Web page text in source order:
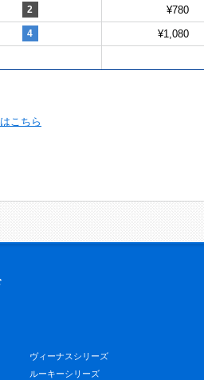
2 ¥780
4 ¥1,080
こちら
ヴィーナスシリーズ
ルーキーシリーズ